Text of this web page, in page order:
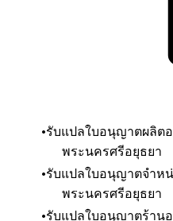
รับแปลใบอนุญาตผลิต
พระนครศรีอยุธยา
รับแปลใบอนุญาตจำห
พระนครศรีอยุธยา
รับแปลใบอนุญาตร้าน